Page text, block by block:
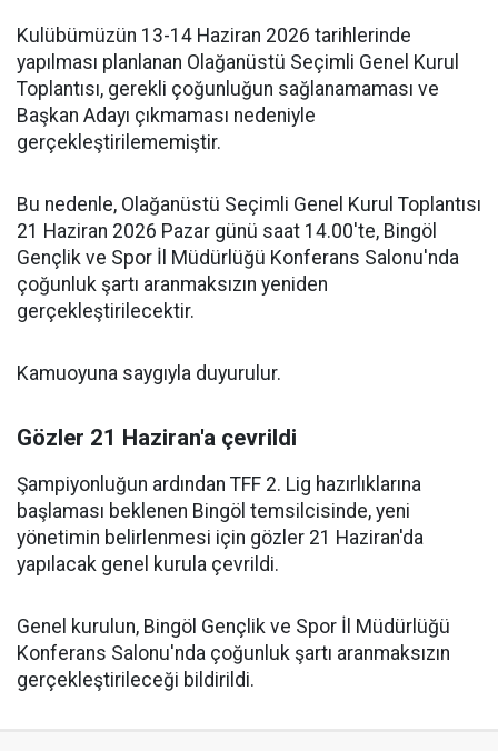
Kulübümüzün 13-14 Haziran 2026 tarihlerinde
yapılması planlanan Olağanüstü Seçimli Genel Kurul
Toplantısı, gerekli çoğunluğun sağlanamaması ve
Başkan Adayı çıkmaması nedeniyle
gerçekleştirilememiştir.
Bu nedenle, Olağanüstü Seçimli Genel Kurul Toplantısı
21 Haziran 2026 Pazar günü saat 14.00'te, Bingöl
Gençlik ve Spor İl Müdürlüğü Konferans Salonu'nda
çoğunluk şartı aranmaksızın yeniden
gerçekleştirilecektir.
Kamuoyuna saygıyla duyurulur.
Gözler 21 Haziran'a çevrildi
Şampiyonluğun ardından TFF 2. Lig hazırlıklarına
başlaması beklenen Bingöl temsilcisinde, yeni
yönetimin belirlenmesi için gözler 21 Haziran'da
yapılacak genel kurula çevrildi.
Genel kurulun, Bingöl Gençlik ve Spor İl Müdürlüğü
Konferans Salonu'nda çoğunluk şartı aranmaksızın
gerçekleştirileceği bildirildi.